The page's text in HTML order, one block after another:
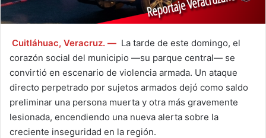
Cuitláhuac, Veracruz. — La tarde de este domingo, el
corazón social del municipio —su parque central— se
convirtió en escenario de violencia armada. Un ataque
directo perpetrado por sujetos armados dejó como saldo
preliminar una persona muerta y otra más gravemente
lesionada, encendiendo una nueva alerta sobre la
creciente inseguridad en la región.